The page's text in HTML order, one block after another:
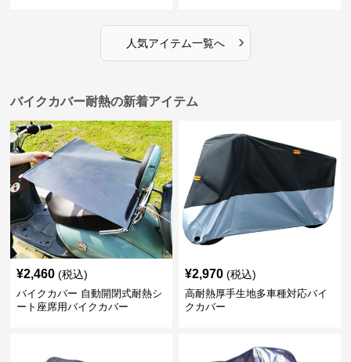
人気アイテム一覧へ ›
バイクカバー耐熱の新着アイテム
¥2,460 (税込)
バイクカバー 自動開閉式耐熱シ
ート座席用バイクカバー
¥2,970 (税込)
高耐熱厚手生地多車種対応バイ
クカバー